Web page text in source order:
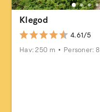
Klegod
4.61/5
Hav: 250 m
Personer: 8